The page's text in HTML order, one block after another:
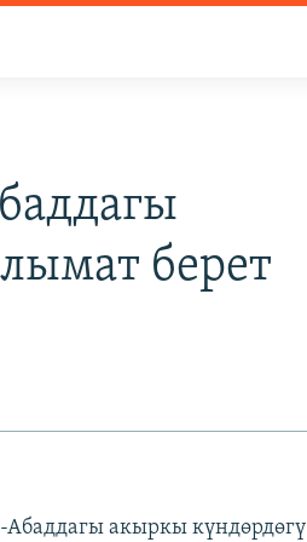
берет
акыркы күндөрдөгү